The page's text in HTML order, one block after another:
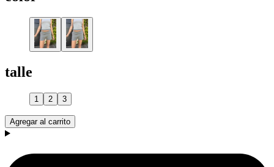
talle
1 2 3
Agregar al carrito